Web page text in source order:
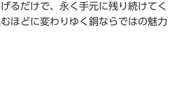
るだけで、永く手元に残り続けてく
ほどに変わりゆく銅ならではの魅力